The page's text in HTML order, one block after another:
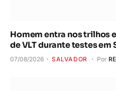
Homem entra nos trilhos
de VLT durante testes em
07/08/2026 SALVADOR Por